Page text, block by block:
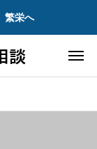
繁栄へ
談